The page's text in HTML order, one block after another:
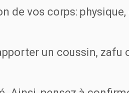
de vos corps:
un coussin, zafu